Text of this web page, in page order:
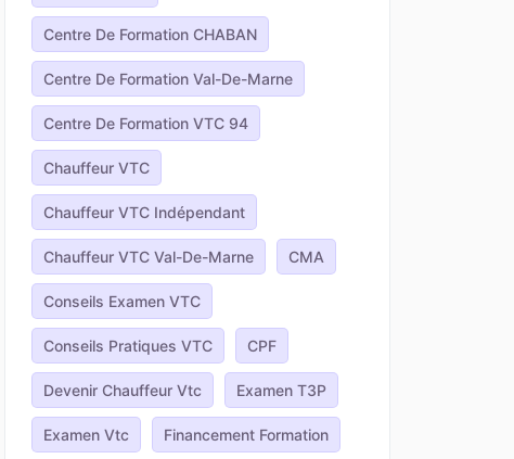
Centre De Formation CHABAN
Centre De Formation Val-De-Marne
Centre De Formation VTC 94
Chauffeur VTC
Chauffeur VTC Indépendant
Chauffeur VTC Val-De-Marne CMA
Conseils Examen VTC
Conseils Pratiques VTC CPF
Devenir Chauffeur Vtc Examen T3P
Examen Vtc Financement Formation